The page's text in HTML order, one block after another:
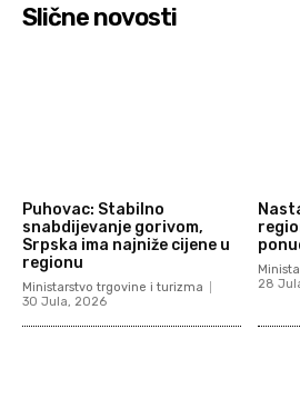
Slične novosti
Puhovac: Stabilno
snabdijevanje gorivom,
Srpska ima najniže cijene u
regionu
Ministarstvo trgovine i turizma
30 Jula, 2026
28